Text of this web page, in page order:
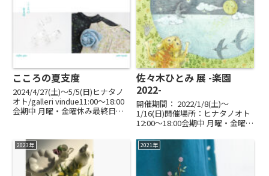
こころの夏支度
2024/4/27(土)〜5/5(日)ヒナタノ
オト/galleri vindue11:00～18:00
会期中 月曜・金曜休み最終日
リケイト硝子による装身具と染...
佐々木ひとみ 展 -楽園
2022-
開催期間： 2022/1/8(土)〜
1/16(日)開催場所：ヒナタノオト
12:00～18:00会期中 月曜・金曜
それぞれの楽園。今年は出会いに
ゆけますように。◯感染症拡大防
止の観点から、ご入店の人数制
2023年 2021年